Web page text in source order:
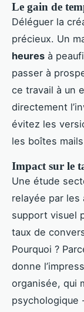
Le gain de
Déléguer la
précieux. Un
heures à
passer à
ce travail à un
directement
évitez les
les boîtes
Impact sur le
Une étude
relayée par les
support visuel
taux de
Pourquoi ?
donne
organisée, qui
psychologique